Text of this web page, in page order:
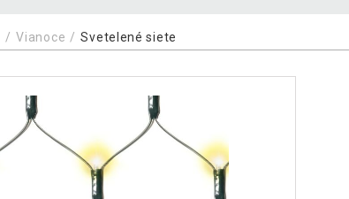
Vianoce Svetelené siete